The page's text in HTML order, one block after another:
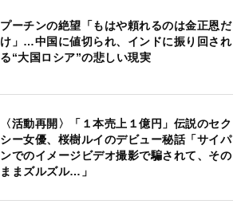
プーチンの絶望「もはや頼れるのは金正恩だ
け」…中国に値切られ、インドに振り回され
る“大国ロシア”の悲しい現実
〈活動再開〉「１本売上１億円」伝説のセク
シー女優、桜樹ルイのデビュー秘話「サイパ
ンでのイメージビデオ撮影で騙されて、その
ままズルズル…」